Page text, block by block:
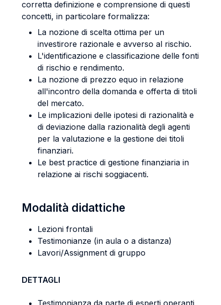
corretta definizione e comprensione di questi
concetti, in particolare formalizza:
La nozione di scelta ottima per un
investirore razionale e avverso al rischio.
L'identificazione e classificazione delle fonti
di rischio e rendimento.
La nozione di prezzo equo in relazione
all'incontro della domanda e offerta di titoli
del mercato.
Le implicazioni delle ipotesi di razionalità e
di deviazione dalla razionalità degli agenti
per la valutazione e la gestione dei titoli
finanziari.
Le best practice di gestione finanziaria in
relazione ai rischi soggiacenti.
Modalità didattiche
Lezioni frontali
Testimonianze (in aula o a distanza)
Lavori/Assignment di gruppo
DETTAGLI
Testimonianza da parte di esperti operanti